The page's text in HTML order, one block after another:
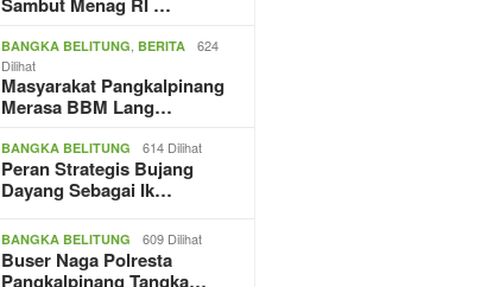
BANGKA BELITUNG BERITA
624
Dilihat
Masyarakat Pangkalpinang
Merasa BBM Lang…
BANGKA BELITUNG 614 Dilihat
Peran Strategis Bujang
Dayang Sebagai Ik…
BANGKA BELITUNG 609 Dilihat
Buser Naga Polresta
Pangkalpinang Tangka…